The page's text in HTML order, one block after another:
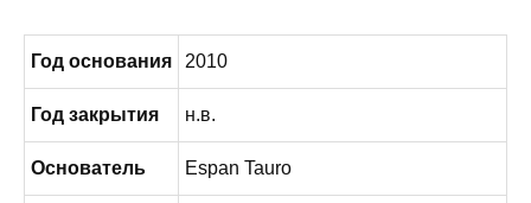
Год основания 2010
Год закрытия н.в.
Основатель Espan Tauro